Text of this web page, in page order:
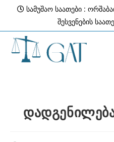
content
სამუშაო საათები :
შესვენების